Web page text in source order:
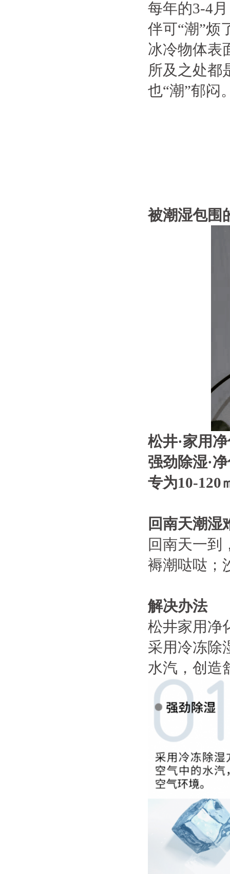
每年的3-4
伴可“潮”烦
冰冷物体表
所及之处都
也“潮”郁闷
被潮湿包围
松井·家用
强劲除湿·
专为10-120
回南天潮湿
回南天一到
褥潮哒哒；
解决办法
松井家用
采用冷冻除
水汽，创造